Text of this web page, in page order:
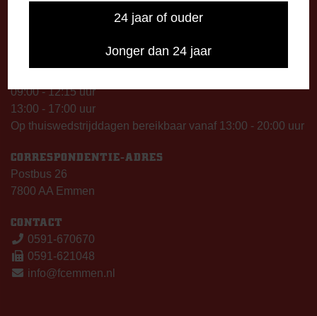
24 jaar of ouder
Jonger dan 24 jaar
09:00 - 12:15 uur
13:00 - 17:00 uur
Op thuiswedstrijddagen bereikbaar vanaf 13:00 - 20:00 uur
CORRESPONDENTIE-ADRES
Postbus 26
7800 AA Emmen
CONTACT
0591-670670
0591-621048
info@fcemmen.nl